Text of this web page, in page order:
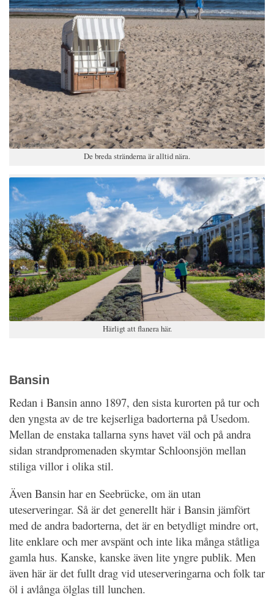
De breda stränderna är alltid nära.
Härligt att flanera här.
Bansin
Redan i Bansin anno 1897, den sista kurorten på tur och
den yngsta av de tre kejserliga badorterna på Usedom.
Mellan de enstaka tallarna syns havet väl och på andra
sidan strandpromenaden skymtar Schloonsjön mellan
stiliga villor i olika stil.
Även Bansin har en Seebrücke, om än utan
uteserveringar. Så är det generellt här i Bansin jämfört
med de andra badorterna, det är en betydligt mindre ort,
lite enklare och mer avspänt och inte lika många ståtliga
gamla hus. Kanske, kanske även lite yngre publik. Men
även här är det fullt drag vid uteserveringarna och folk tar
öl i avlånga ölglas till lunchen.